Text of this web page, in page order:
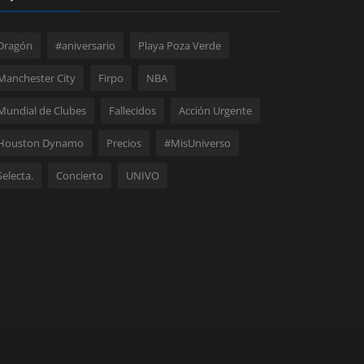
#aniversario Playa Poza Verde
City Firpo NBA
de Clubes Fallecidos Acción Urgente
Dynamo Precios #MisUniverso
Concierto UNIVO